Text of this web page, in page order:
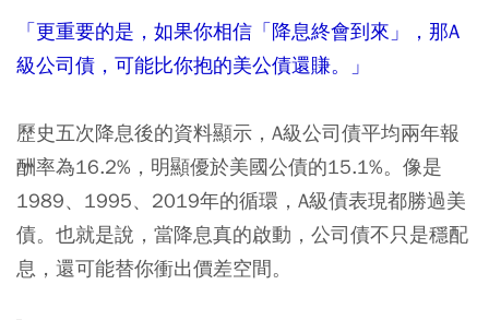
「更重要的是，如果你相信「降息終會到來」，那A
級公司債，可能比你抱的美公債還賺。」
歷史五次降息後的資料顯示，A級公司債平均兩年報
酬率為16.2%，明顯優於美國公債的15.1%。像是
1989、1995、2019年的循環，A級債表現都勝過美
債。也就是說，當降息真的啟動，公司債不只是穩配
息，還可能替你衝出價差空間。